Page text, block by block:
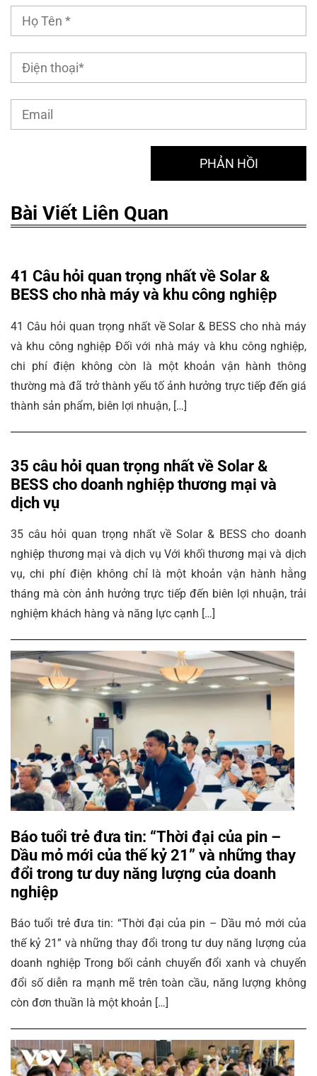
Bài Viết Liên Quan
41 Câu hỏi quan trọng nhất về Solar &
BESS cho nhà máy và khu công nghiệp
41 Câu hỏi quan trọng nhất về Solar & BESS cho nhà máy
và khu công nghiệp Đối với nhà máy và khu công nghiệp,
chi phí điện không còn là một khoản vận hành thông
thường mà đã trở thành yếu tố ảnh hưởng trực tiếp đến giá
thành sản phẩm, biên lợi nhuận, […]
35 câu hỏi quan trọng nhất về Solar &
BESS cho doanh nghiệp thương mại và
dịch vụ
35 câu hỏi quan trọng nhất về Solar & BESS cho doanh
nghiệp thương mại và dịch vụ Với khối thương mại và dịch
vụ, chi phí điện không chỉ là một khoản vận hành hằng
tháng mà còn ảnh hưởng trực tiếp đến biên lợi nhuận, trải
nghiệm khách hàng và năng lực cạnh […]
Báo tuổi trẻ đưa tin: “Thời đại của pin –
Dầu mỏ mới của thế kỷ 21” và những thay
đổi trong tư duy năng lượng của doanh
nghiệp
Báo tuổi trẻ đưa tin: “Thời đại của pin – Dầu mỏ mới của
thế kỷ 21” và những thay đổi trong tư duy năng lượng của
doanh nghiệp Trong bối cảnh chuyển đổi xanh và chuyển
đổi số diễn ra mạnh mẽ trên toàn cầu, năng lượng không
còn đơn thuần là một khoản […]